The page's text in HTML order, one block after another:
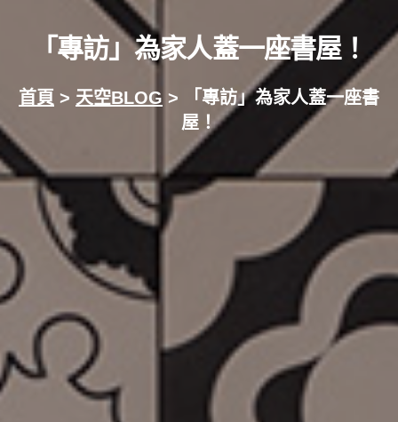
「專訪」為家人蓋一座書屋！
首頁 > 天空BLOG > 「專訪」為家人蓋一座書
屋！